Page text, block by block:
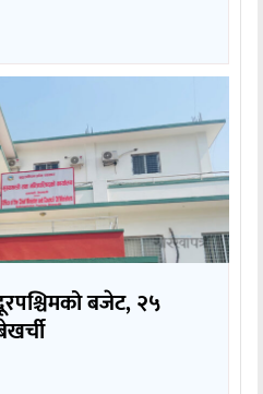
बजेट, २५